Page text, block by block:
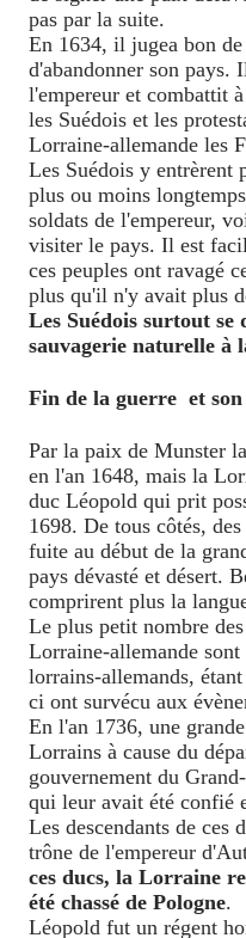
pas par la suite.
En 1634, il jugea bon
d'abandonner son
l'empereur et combattit
les Suédois et les
Lorraine-allemande les
Les Suédois y entrèrent
plus ou moins
soldats de l'empereur,
visiter le pays. Il est
ces peuples ont ravagé
plus qu'il n'y avait plus
Les Suédois surtout
sauvagerie naturelle à
Fin de la guerre et
Par la paix de Munster
en l'an 1648, mais la
duc Léopold qui prit
1698. De tous côtés,
fuite au début de la
pays dévasté et désert.
comprirent plus la
Le plus petit nombre
Lorraine-allemande sont
lorrains-allemands,
ci ont survécu aux
En l'an 1736, une
Lorrains à cause du
gouvernement du
qui leur avait été confié
Les descendants de ces
trône de l'empereur
ces ducs, la Lorraine
été chassé de Pologne.
Léopold fut un régent